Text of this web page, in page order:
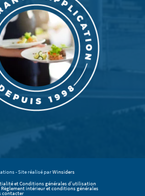
- Site réalisé parWinsiders
et Conditions générales d’utilisation
Règlement intérieur et conditions générales
contacter